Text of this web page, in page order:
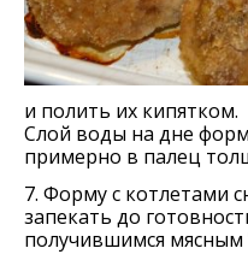
и полить их кипятком.
Слой воды на дне
примерно в палец
7. Форму с котлетами
запекать до
получившимся мясным